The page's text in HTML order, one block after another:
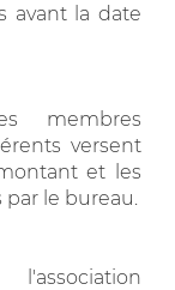
avant la date
membres
versent
et les
le bureau.